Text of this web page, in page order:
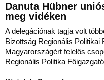
Danuta Hübner
meg vidéken
A delegációnak tagja volt
Bizottság Regionális Politikai
Magyarországért felelős
Regionális Politika